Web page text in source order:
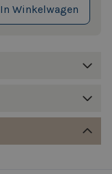
In Winkelwagen